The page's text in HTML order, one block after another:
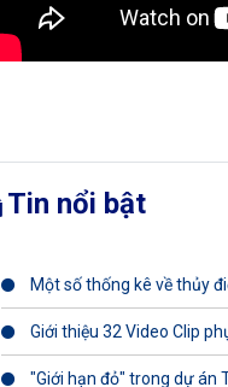
Tin nổi bật
Một số thống kê về thủy
Giới thiệu 32 Video Clip
"Giới hạn đỏ" trong dự án